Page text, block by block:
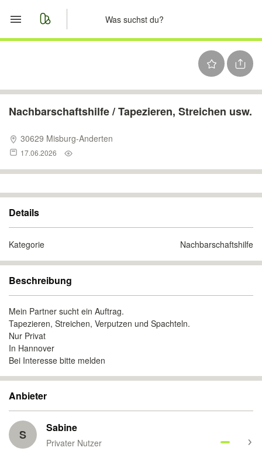
Nachrichten
Anzeige aufgeben
Nachbarschaftshilfe / Tapezieren, Streichen usw.
30629 Misburg-Anderten
17.06.2026
Details
Kategorie Nachbarschaftshilfe
Beschreibung
Mein Partner sucht ein Auftrag.
Tapezieren, Streichen, Verputzen und Spachteln.
Nur Privat
In Hannover
Bei Interesse bitte melden
Anbieter
S Sabine
Privater Nutzer